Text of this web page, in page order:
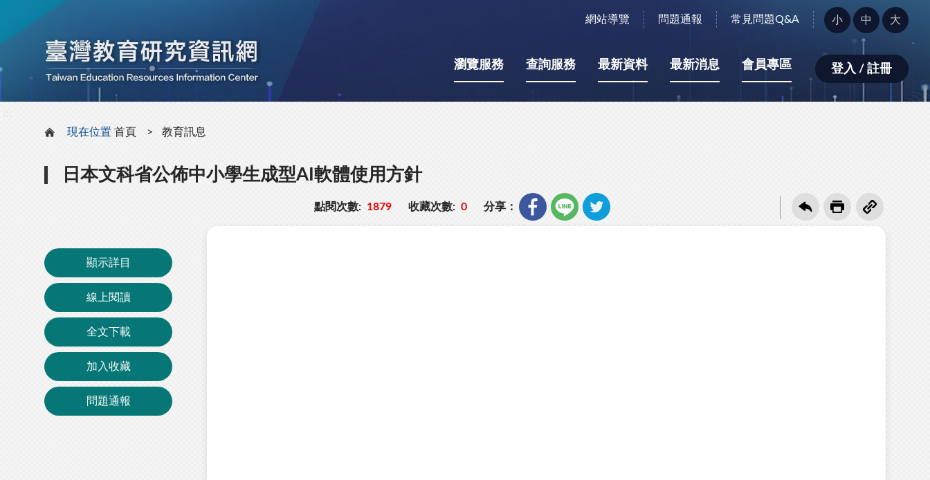
網站導覽 問題通報 常見問題Q&A
字
型
小：
小 中 大
瀏覽服務 查詢服務 最新資料 最新消息 會員專區 登入 / 註冊
現在位置 首頁 教育訊息
日本文科省公佈中小學生成型AI軟體使用方針
點閱次數: 1879 收藏次數: 0 分享：
顯示詳目
線上閱讀
全文下載
加入收藏
問題通報